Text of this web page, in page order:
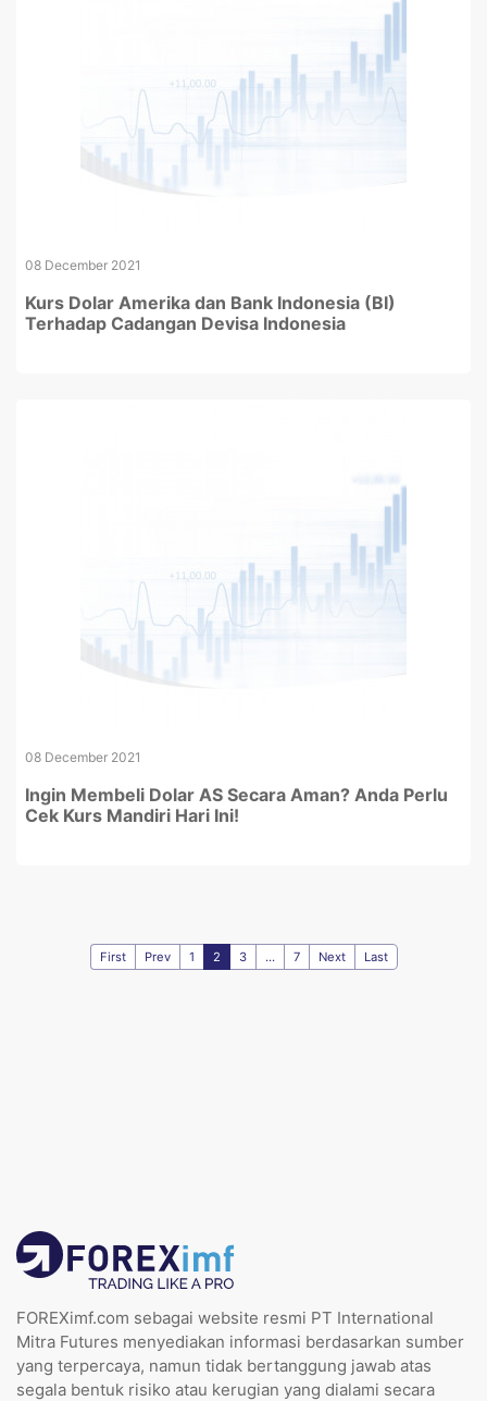
08 December 2021
Kurs Dolar Amerika dan Bank Indonesia (BI)
Terhadap Cadangan Devisa Indonesia
08 December 2021
Ingin Membeli Dolar AS Secara Aman? Anda Perlu
Cek Kurs Mandiri Hari Ini!
First Prev 1 2 3 ... 7 Next Last
FOREXimf.com sebagai website resmi PT International
Mitra Futures menyediakan informasi berdasarkan sumber
yang terpercaya, namun tidak bertanggung jawab atas
segala bentuk risiko atau kerugian yang dialami secara